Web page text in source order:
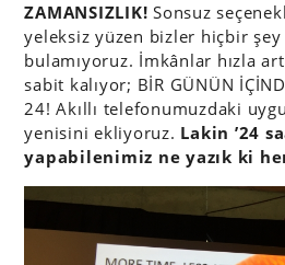
ZAMANSIZLIK! Sonsuz
yeleksiz yüzen bizler hiçbir
bulamıyoruz. İmkânlar hızla
sabit kalıyor; BİR GÜNÜN
24! Akıllı telefonumuzdaki
yenisini ekliyoruz. Lakin ’24
yapabilenimiz ne yazık ki